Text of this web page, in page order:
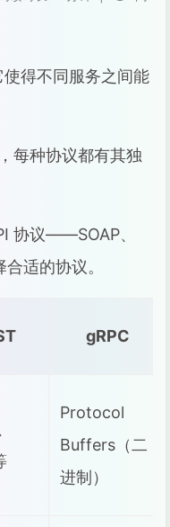
得不同服务之间能
每种协议都有其独
协议——SOAP、
适的协议。
gRPC
Protocol
Buffers（二
进制）